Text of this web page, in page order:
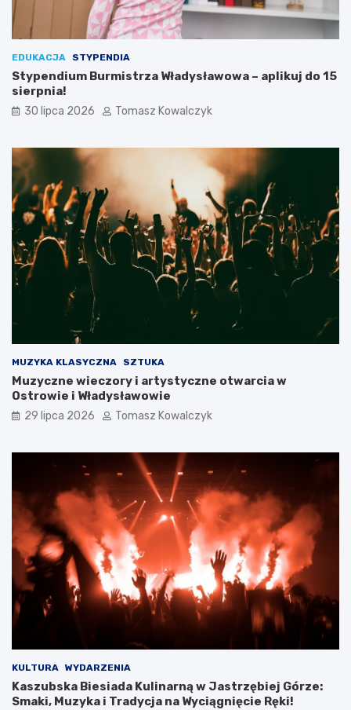
EDUKACJA STYPENDIA
Stypendium Burmistrza Władysławowa – aplikuj do 15
sierpnia!
30 lipca 2026 Tomasz Kowalczyk
MUZYKA KLASYCZNA SZTUKA
Muzyczne wieczory i artystyczne otwarcia w
Ostrowie i Władysławowie
29 lipca 2026 Tomasz Kowalczyk
KULTURA WYDARZENIA
Kaszubska Biesiada Kulinarną w Jastrzębiej Górze:
Smaki, Muzyka i Tradycja na Wyciągnięcie Ręki!